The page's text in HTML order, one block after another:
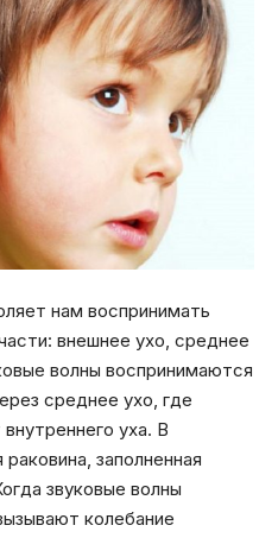
нам воспринимать
внешнее ухо, среднее
волны воспринимаются
среднее ухо, где
уха. В
заполненная
звуковые волны
колебание